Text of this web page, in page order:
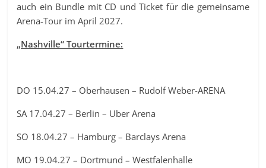
auch ein Bundle mit CD und Ticket für die gemeinsame
Arena-Tour im April 2027.
„Nashville“ Tourtermine:
DO 15.04.27 – Oberhausen – Rudolf Weber-ARENA
SA 17.04.27 – Berlin – Uber Arena
SO 18.04.27 – Hamburg – Barclays Arena
MO 19.04.27 – Dortmund – Westfalenhalle